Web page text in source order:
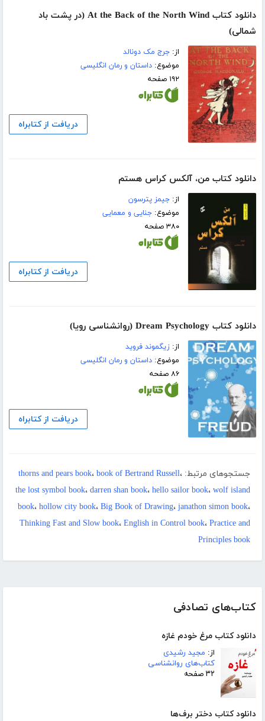
کتاب‌های تصادفی
دانلود کتاب مرغ خودم غازه
از: مجید رشیدی
کتاب‌های روانشناسی
۳۲ صفحه
دانلود کتاب دختر برف‌ها
دانلود کتاب At the Back of the North Wind (در پشت باد
شمالی)
از:جرج مک دونالد
موضوع:داستان و رمان انگلیسی
۱۹۲ صفحه
دریافت از کتابراه
دانلود کتاب من، آلکس کراس هستم
از:جیمز پترسون
موضوع:جنایی و معمایی
۳۸۰ صفحه
دریافت از کتابراه
دانلود کتاب Dream Psychology (روانشناسی رویا)
از:زیگموند فروید
موضوع:داستان و رمان انگلیسی
۸۶ صفحه
دریافت از کتابراه
جستجوهای مرتبط: thorns and pears book، book of Bertrand Russell،
the lost symbol book، darren shan book، hello sailor book، wolf island
book، hollow city book، Big Book of Drawing،janathon simon book،
Thinking Fast and Slow book، English in Control book، Practice and
Principles book